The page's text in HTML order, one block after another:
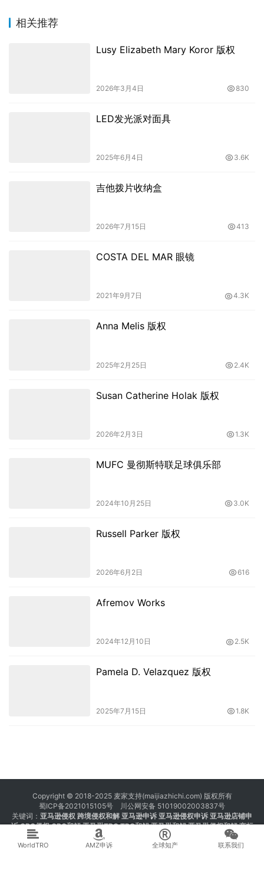
相关推荐
Lusy Elizabeth Mary Koror 版权
2026年3月4日 830
LED发光派对面具
2025年6月4日 3.6K
吉他拨片收纳盒
2026年7月15日 413
COSTA DEL MAR 眼镜
2021年9月7日 4.3K
Anna Melis 版权
2025年2月25日 2.4K
Susan Catherine Holak 版权
2026年2月3日 1.3K
MUFC 曼彻斯特联足球俱乐部
2024年10月25日 3.0K
Russell Parker 版权
2026年6月2日 616
Afremov Works
2024年12月10日 2.5K
Pamela D. Velazquez 版权
2025年7月15日 1.8K
Copyright © 2018-2025 麦家支持(maijiazhichi.com) 版权所有
蜀ICP备2021015105号
川公网安备 51019002003837号
关键词： 亚马逊侵权 跨境侵权和解 亚马逊申诉 亚马逊侵权申诉 亚马逊店铺申
诉 GBC侵权 GBC和解 亚马逊TRO TRO和解 亚马逊和解 亚马逊侵权和解商标
注册 专利注册 版权注册
WorldTRO AMZ申诉 全球知产 联系我们